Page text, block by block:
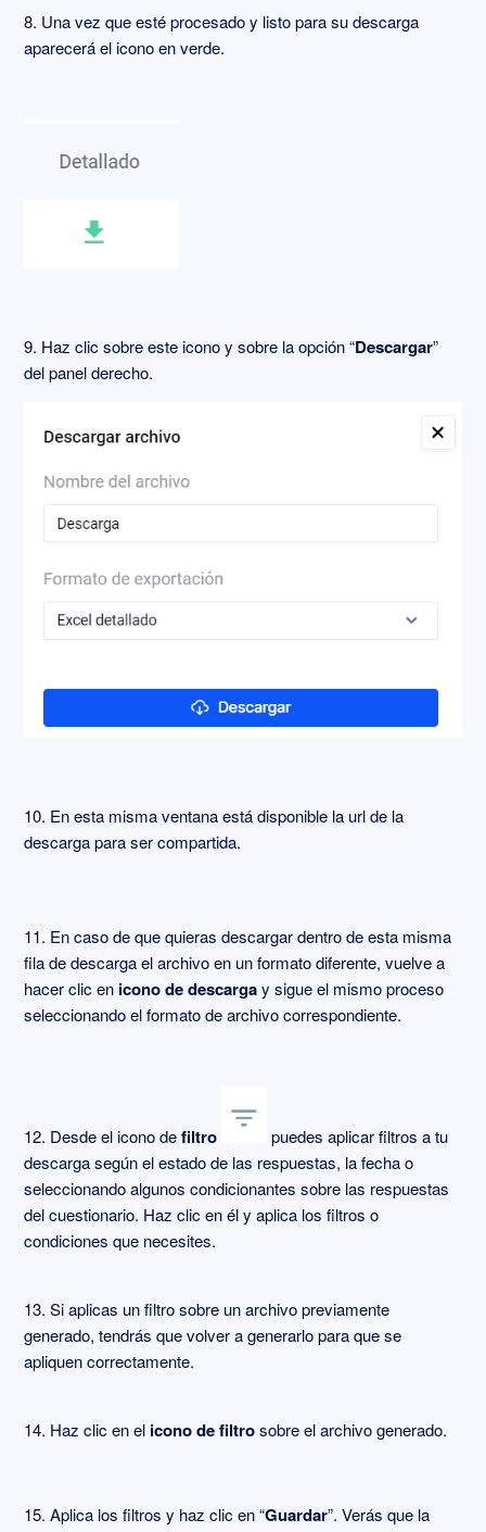
8. Una vez que esté procesado y listo para su descarga
aparecerá el icono en verde.
9. Haz clic sobre este icono y sobre la opción “Descargar”
del panel derecho.
10. En esta misma ventana está disponible la url de la
descarga para ser compartida.
11. En caso de que quieras descargar dentro de esta misma
fila de descarga el archivo en un formato diferente, vuelve a
hacer clic en icono de descargay sigue el mismo proceso
seleccionando el formato de archivo correspondiente.
12. Desde el icono defiltro
puedes aplicar filtros a tu
descarga según el estado de las respuestas, la fecha o
seleccionando algunos condicionantes sobre las respuestas
del cuestionario. Haz clic en él y aplica los filtros o
condiciones que necesites.
13. Si aplicas un filtro sobre un archivo previamente
generado, tendrás que volver a generarlo para que se
apliquen correctamente.
14. Haz clic en el icono de filtrosobre el archivo generado.
15. Aplica los filtros y haz clic en “Guardar”. Verás que la